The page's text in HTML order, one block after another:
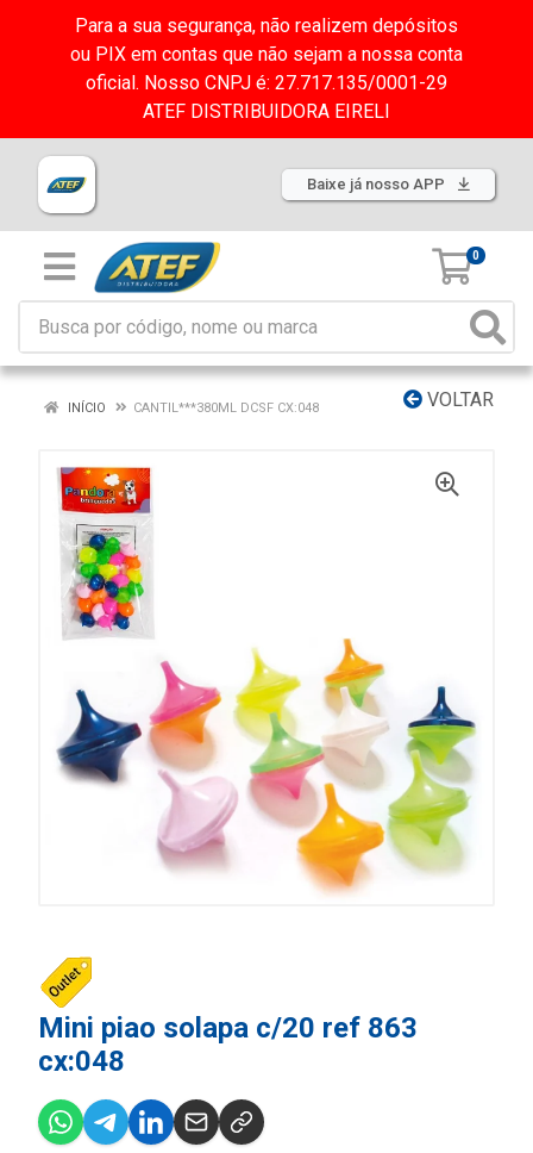
Para a sua segurança, não realizem depósitos
ou PIX em contas que não sejam a nossa conta
oficial. Nosso CNPJ é: 27.717.135/0001-29
ATEF DISTRIBUIDORA EIRELI
Baixe já nosso APP
0
VOLTAR
INÍCIO CANTIL***380ML DCSF CX:048
Mini piao solapa c/20 ref 863
cx:048